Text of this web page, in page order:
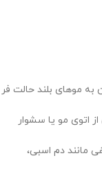
به موهای بلند حالت فر
اتوی مو یا سشوار
مانند دم اسبی،